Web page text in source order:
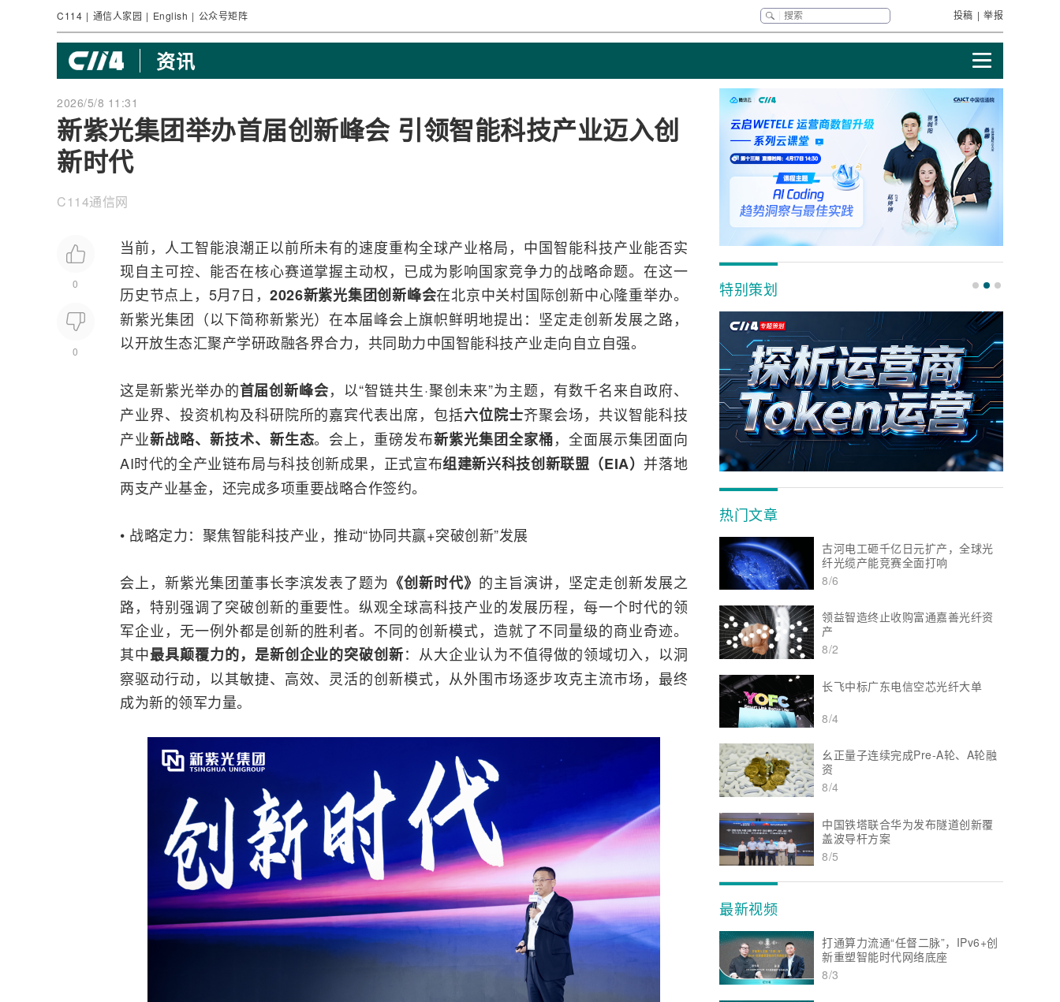
C114 | 通信人家园 | English | 公众号矩阵 投稿 | 举报
资讯
2026/5/8 11:31
新紫光集团举办首届创新峰会 引领智能科技产业迈入创
新时代
C114通信网
0
0
当前， 人工智能浪潮正以前所未有的速度重构全球产业格局，中国智能科技产业能否实
现自主可控、能否在核心赛道掌握主动权，已成为影响国家竞争力的战略命题。在这一
历史节点上，5月7日，2026新紫光集团创新峰会在北京中关村国际创新中心隆重举办。
新紫光集团（以下简称新紫光）在本届峰会上旗帜鲜明地提出：坚定走创新发展之路，
以开放生态汇聚产学研政融各界合力，共同助力中国智能科技产业走向自立自强。
这是新紫光举办的首届创新峰会，以“智链共生·聚创未来”为主题，有数千名来自政府、
产业界、投资机构及科研院所的嘉宾代表出席，包括六位院士齐聚会场，共议智能科技
产业新战略、新技术、新生态。会上，重磅发布新紫光集团全家桶，全面展示集团面向
AI时代的全产业链布局与科技创新成果，正式宣布组建新兴科技创新联盟（EIA） 并落地
两支产业基金，还完成多项重要战略合作签约。
• 战略定力：聚焦智能科技产业，推动“协同共赢+突破创新”发展
会上，新紫光集团董事长李滨发表了题为 《创新时代》 的主旨演讲，坚定走创新发展之
路，特别强调了突破创新的重要性。纵观全球高科技产业的发展历程，每一个时代的领
军企业，无一例外都是创新的胜利者。不同的创新模式，造就了不同量级的商业奇迹。
其中最具颠覆力的，是新创企业的突破创新：从大企业认为不值得做的领域切入，以洞
察驱动行动，以其敏捷、高效、灵活的创新模式，从外围市场逐步攻克主流市场，最终
成为新的领军力量。
特别策划
热门文章
古河电工砸千亿日元扩产，全球光
纤光缆产能竞赛全面打响
8/6
领益智造终止收购富通嘉善光纤资
产
8/2
长飞中标广东电信空芯光纤大单
8/4
幺正量子连续完成Pre-A轮、A轮融
资
8/4
中国铁塔联合华为发布隧道创新覆
盖波导杆方案
8/5
最新视频
打通算力流通“任督二脉”，IPv6+创
新重塑智能时代网络底座
8/3